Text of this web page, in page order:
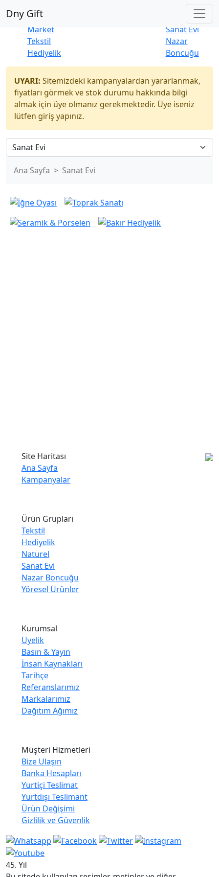
Dny Gift
Yeni Ürünler
İndirim
Market
Tekstil
Hediyelik
Sanat Evi
Nazar
Boncuğu
UYARI: Sitemizdeki kampanyalardan yararlanmak,
fiyatları görmek ve stok durumu hakkında bilgi
almak için üye olmanız gerekmektedir. Üye iseniz
lütfen giriş yapınız.
Ana Sayfa Sanat Evi
Site Haritası
Ana Sayfa
Kampanyalar
Ürün Grupları
Tekstil
Hediyelik
Naturel
Sanat Evi
Nazar Boncuğu
Yöresel Ürünler
Kurumsal
Üyelik
Basın & Yayın
İnsan Kaynakları
Tarihçe
Referanslarımız
Markalarımız
Dağıtım Ağımız
Müşteri Hizmetleri
Bize Ulaşın
Banka Hesapları
Yurtiçi Teslimat
Yurtdışı Teslimant
Ürün Değişimi
Gizlilik ve Güvenlik
45. Yıl